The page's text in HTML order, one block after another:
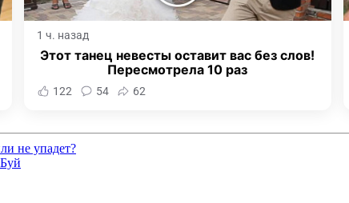
1 ч. назад
Этот танец невесты оставит вас без слов!
Пересмотрела 10 раз
122 54 62
не упадет?